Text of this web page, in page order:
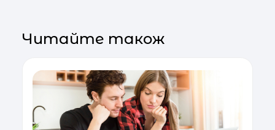
Читайте також